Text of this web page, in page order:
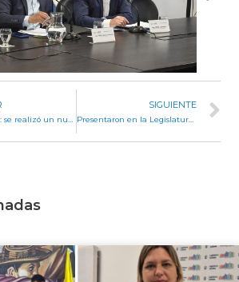
SIGUIENTE
Presentaron en la Legislatura un libro sobre Cultura Restaurativa